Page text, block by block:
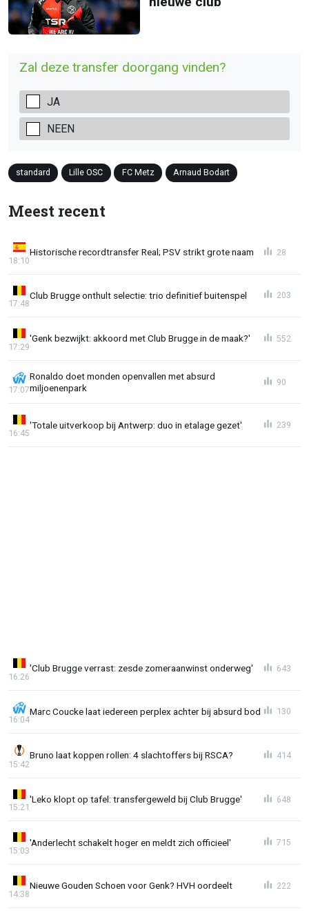
Zal deze transfer doorgang vinden?
JA
NEEN
standard Lille OSC FC Metz Arnaud Bodart
Meest recent
Historische recordtransfer Real; PSV strikt grote naam
18:10
28
Club Brugge onthult selectie: trio definitief buitenspel
17:48
203
'Genk bezwijkt: akkoord met Club Brugge in de maak?'
17:29
552
Ronaldo doet monden openvallen met absurd
miljoenenpark
17:07
90
'Totale uitverkoop bij Antwerp: duo in etalage gezet'
16:45
239
'Club Brugge verrast: zesde zomeraanwinst onderweg'
16:26
643
Marc Coucke laat iedereen perplex achter bij absurd bod
16:04
130
Bruno laat koppen rollen: 4 slachtoffers bij RSCA?
15:42
414
'Leko klopt op tafel: transfergeweld bij Club Brugge'
15:21
648
'Anderlecht schakelt hoger en meldt zich officieel'
15:03
715
Nieuwe Gouden Schoen voor Genk? HVH oordeelt
14:38
222